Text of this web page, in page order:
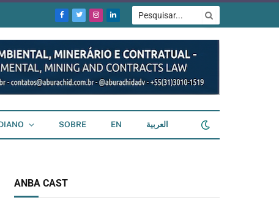
Facebook
TwitterInstagram
LinkedIn
SOBRE EN العربية
ANBA CAST